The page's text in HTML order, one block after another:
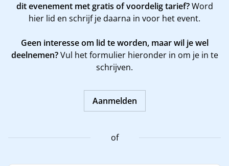
dit evenement met gratis of voordelig tarief?Word
hier lid en schrijf je daarna in voor het event.
Geen interesse om lid te worden, maar wil je wel
deelnemen?Vul het formulier hieronder in om je in te
schrijven.
Aanmelden
of